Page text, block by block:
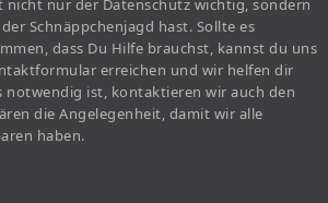
nicht nur der Datenschutz wichtig, sondern
Schnäppchenjagd hast. Sollte es
dass Du Hilfe brauchst, kannst du uns
erreichen und wir helfen dir
notwendig ist, kontaktieren wir auch den
die Angelegenheit, damit wir alle
haben.